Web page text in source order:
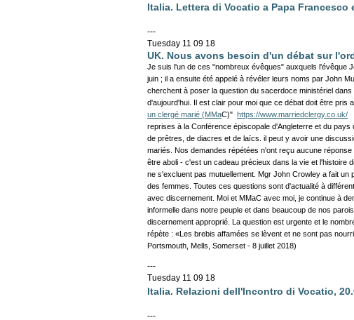
Italia. Lettera di Vocatio a Papa Francesco
---
Tuesday 11 09 18
UK. Nous avons besoin d'un débat sur
Je suis l'un de ces "nombreux évêques" auxquels l'évêque
juin ; il a ensuite été appelé à révéler leurs noms par John
cherchent à poser la question du sacerdoce ministériel
d'aujourd'hui. Il est clair pour moi que ce débat doit être pris
un clergé marié (MMaC)" https://www.marriedclergy.co.uk/
reprises à la Conférence épiscopale d'Angleterre et du
de prêtres, de diacres et de laïcs. il peut y avoir une
mariés. Nos demandes répétées n'ont reçu aucune réponse
être aboli - c'est un cadeau précieux dans la vie et l'histoire
ne s'excluent pas mutuellement. Mgr John Crowley a fait
des femmes. Toutes ces questions sont d'actualité à
avec discernement. Moi et MMaC avec moi, je continue à
informelle dans notre peuple et dans beaucoup de nos
discernement approprié. La question est urgente et le
répète : «Les brebis affamées se lèvent et ne sont pas
Portsmouth, Mells, Somerset - 8 juillet 2018)
---
Tuesday 11 09 18
Italia. Relazioni dell'Incontro di Vocatio,
---